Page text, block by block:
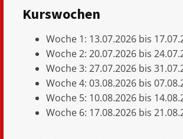
Kurswochen
Woche 1: 13.07.2026 bis
Woche 2: 20.07.2026 bis
Woche 3: 27.07.2026 bis
Woche 4: 03.08.2026 bis
Woche 5: 10.08.2026 bis
Woche 6: 17.08.2026 bis